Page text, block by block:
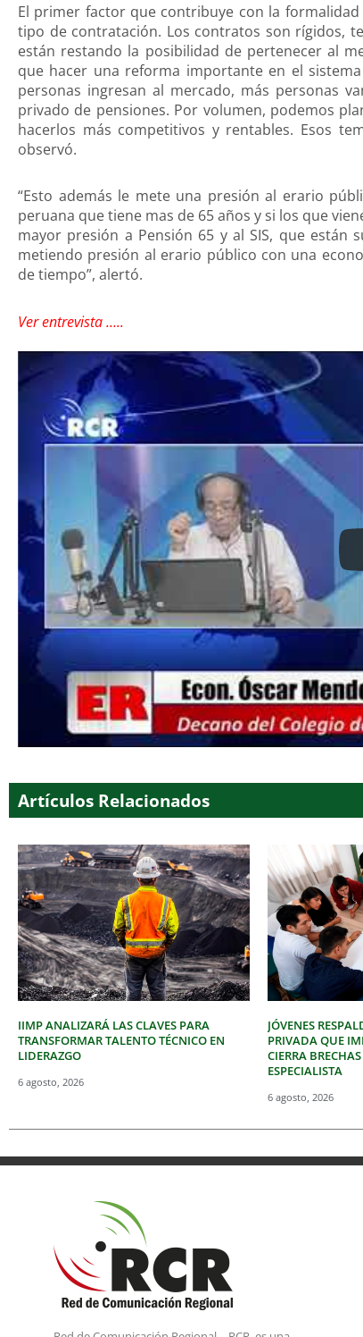
El primer factor que contribuye con la
tipo de contratación. Los contratos son rígidos,
están restando la posibilidad de pertenecer al
que hacer una reforma importante en el
personas ingresan al mercado, más personas
privado de pensiones. Por volumen, podemos
hacerlos más competitivos y rentables. Esos
observó.
“Esto además le mete una presión al erario
peruana que tiene mas de 65 años y si los que
mayor presión a Pensión 65 y al SIS, que
metiendo presión al erario público con una
de tiempo”, alertó.
Ver entrevista …..
Artículos Relacionados
IIMP ANALIZARÁ LAS CLAVES PARA
TRANSFORMAR TALENTO TÉCNICO EN
LIDERAZGO
6 agosto, 2026
JÓVENES
PRIVADA QUE
CIERRA
ESPECIALISTA
6 agosto, 2026